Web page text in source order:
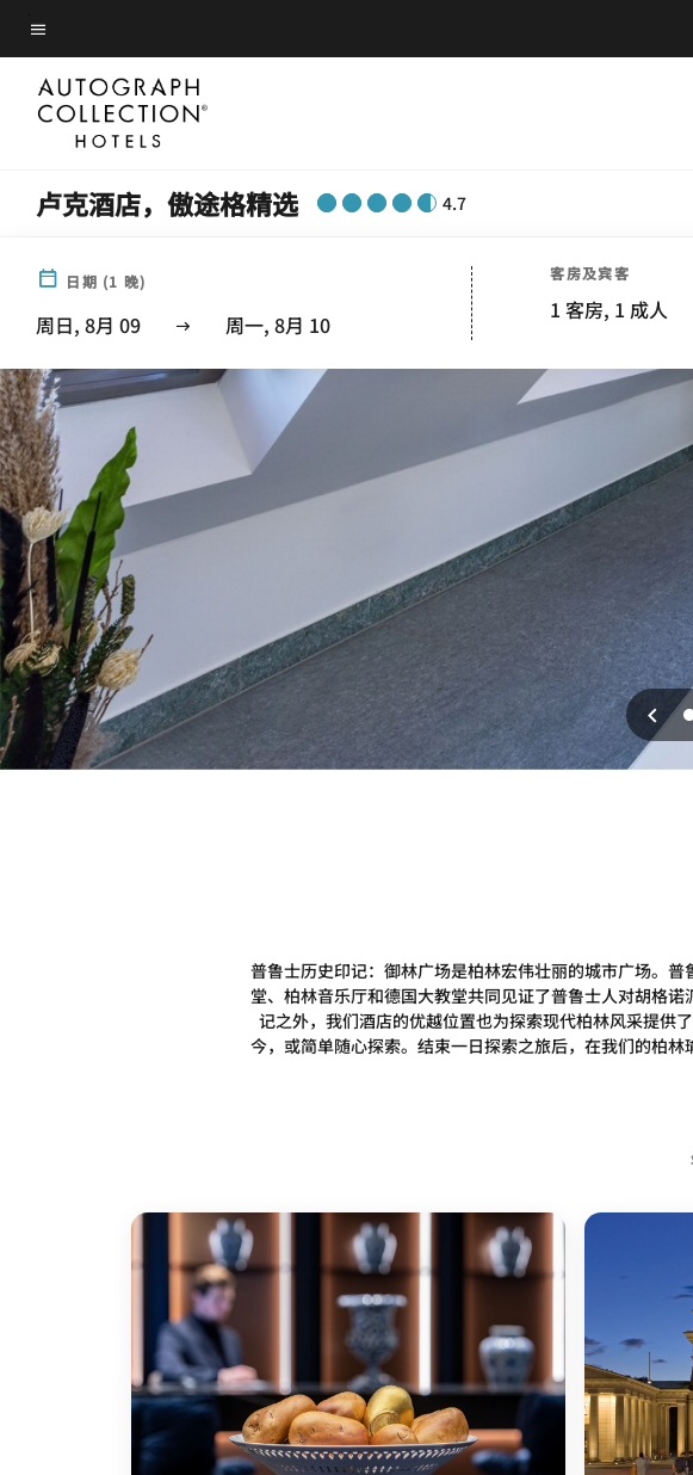
Skip
to
main
content
菜单文本
卢克酒店，傲途格精选 4.7
日期 (1 晚)
周日, 8月 09 周一, 8月 10
客房及宾客
1 客房, 1 成人
上
普鲁士历史印记：御林广场是柏林宏伟壮丽的城市广场。
堂、柏林音乐厅和德国大教堂共同见证了普鲁士人对胡格
记之外，我们酒店的优越位置也为探索现代柏林风采提供
今，或简单随心探索。结束一日探索之旅后，在我们的柏